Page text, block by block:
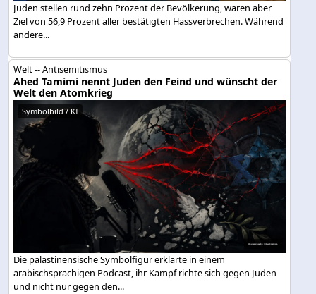
Juden stellen rund zehn Prozent der Bevölkerung, waren aber
Ziel von 56,9 Prozent aller bestätigten Hassverbrechen. Während
andere...
Welt -- Antisemitismus
Ahed Tamimi nennt Juden den Feind und wünscht der
Welt den Atomkrieg
Symbolbild / KI
Die palästinensische Symbolfigur erklärte in einem
arabischsprachigen Podcast, ihr Kampf richte sich gegen Juden
und nicht nur gegen den...